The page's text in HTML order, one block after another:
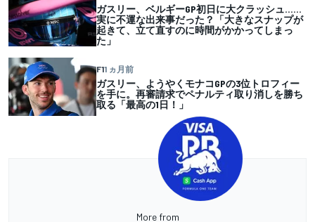
ガスリー、ベルギーGP初日に大クラッシュ……
実に不運な出来事だった？「大きなスナップが
起きて、立て直すのに時間がかかってしまっ
た」
F11 ヵ月前
ガスリー、ようやくモナコGPの3位トロフィー
を手に。再審請求でペナルティ取り消しを勝ち
取る「最高の1日！」
More from